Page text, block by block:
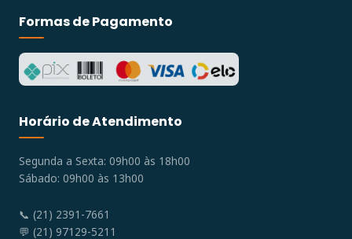
Formas de Pagamento
Horário de Atendimento
Segunda a Sexta: 09h00 às 18h00
Sábado: 09h00 às 13h00
📞 (21) 2391-7661
💬 (21) 97129-5211